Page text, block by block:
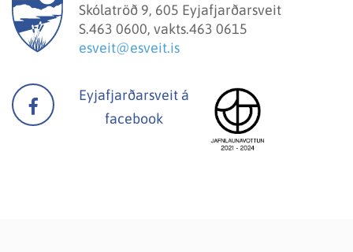
Skólatröð 9, 605 Eyjafjarðarsveit
S.463 0600, vakts.463 0615
esveit@esveit.is
Eyjafjarðarsveit á
facebook